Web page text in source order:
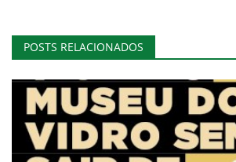
POSTS RELACIONADOS